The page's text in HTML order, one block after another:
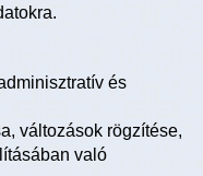
és
változások rögzítése,
való